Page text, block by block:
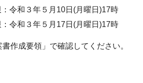
令和３年５月10日(月曜日)17時
令和３年５月17日(月曜日)17時
作成要領」で確認してください。